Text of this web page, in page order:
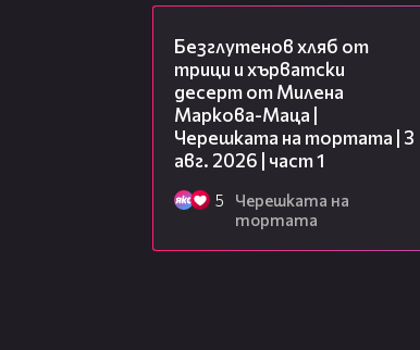
Безглутенов хляб от
трици и хърватски
десерт от Милена
Маркова-Маца |
Черешката на тортата | 3
авг. 2026 | част 1
5
Черешката на
тортата